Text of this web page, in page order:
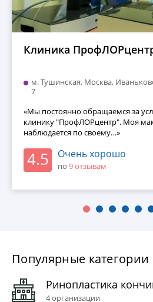
Клиника
м. Тушинская, Москва,
7
«Мы постоянно обращаемся за
клинику "ПрофЛОРцентр". Моя
наблюдается по своему…»
4.5 Очень хорошо
по 9 отзывaм
Популярные категории
Ринопластика
4 организации